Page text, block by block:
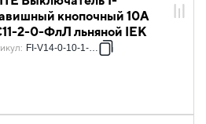
кнопочный 10А
2-0-ФлЛ льняной IEK
: FI-V14-0-10-1-K88